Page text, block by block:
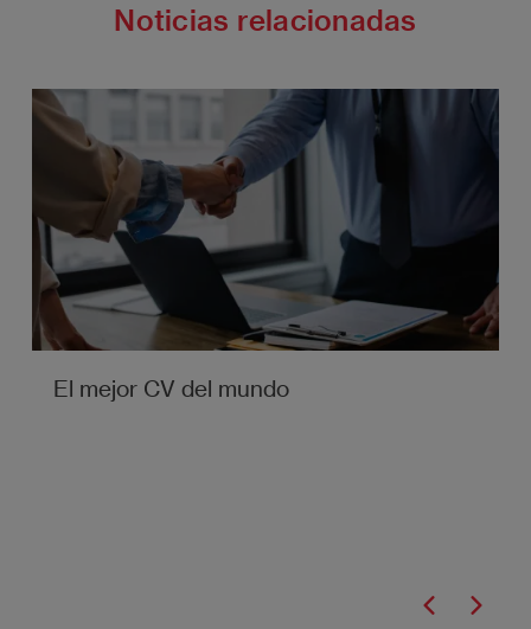
Noticias relacionadas
El mejor CV del mundo